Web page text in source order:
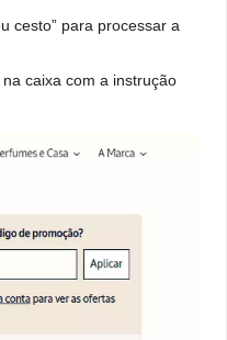
cesto” para processar a
caixa com a instrução